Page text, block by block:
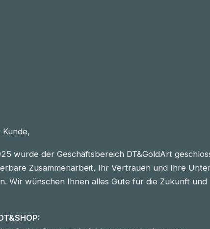
Kunde,
wurde der Geschäftsbereich DT&GoldArt
Zusammenarbeit, Ihr Vertrauen und Ihre
Wir wünschen Ihnen alles Gute für die Zukunft und